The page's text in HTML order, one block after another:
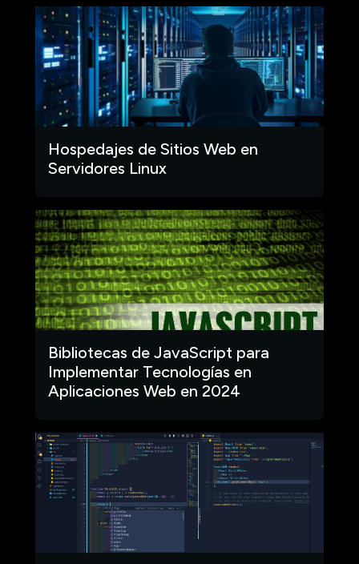
Hospedajes de Sitios Web en
Servidores Linux
Bibliotecas de JavaScript para
Implementar Tecnologías en
Aplicaciones Web en 2024